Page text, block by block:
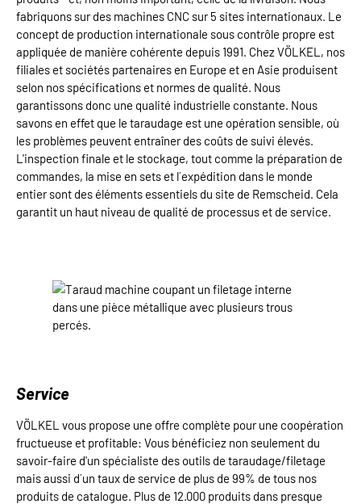
fabriquons sur des machines CNC sur 5 sites internationaux. Le
concept de production internationale sous contrôle propre est
appliquée de manière cohérente depuis 1991. Chez VÖLKEL, nos
filiales et sociétés partenaires en Europe et en Asie produisent
selon nos spécifications et normes de qualité. Nous
garantissons donc une qualité industrielle constante. Nous
savons en effet que le taraudage est une opération sensible, où
les problèmes peuvent entraîner des coûts de suivi élevés.
L'inspection finale et le stockage, tout comme la préparation de
commandes, la mise en sets et l´expédition dans le monde
entier sont des éléments essentiels du site de Remscheid. Cela
garantit un haut niveau de qualité de processus et de service.
Ignorer la galerie d'images
Service
VÖLKEL vous propose une offre complète pour une coopération
fructueuse et profitable: Vous bénéficiez non seulement du
savoir-faire d'un spécialiste des outils de taraudage/filetage
mais aussi d´un taux de service de plus de 99% de tous nos
produits de catalogue. Plus de 12.000 produits dans presque